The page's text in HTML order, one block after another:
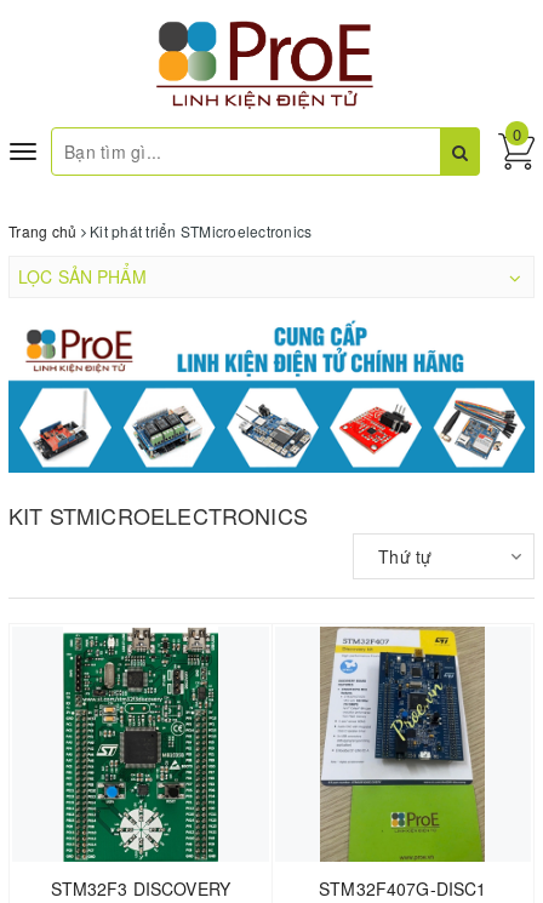
Toggle
navigation
0
Trang chủ Kit phát triển STMicroelectronics
LỌC SẢN PHẨM
KIT STMICROELECTRONICS
Thứ tự
STM32F3 DISCOVERY STM32F407G-DISC1